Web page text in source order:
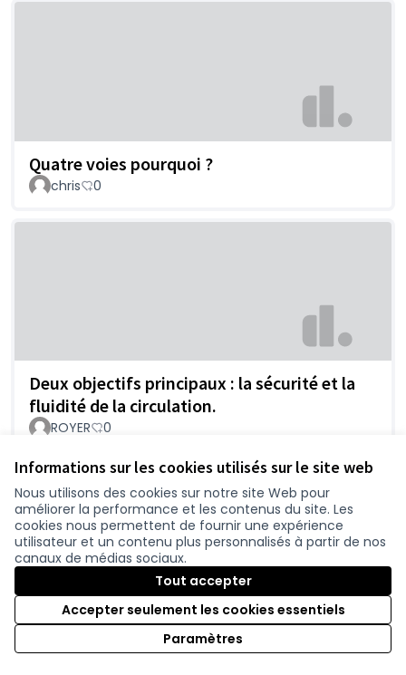
Informations sur les cookies utilisés sur le site web
Nous utilisons des cookies sur notre site Web pour
améliorer la performance et les contenus du site. Les
cookies nous permettent de fournir une expérience
utilisateur et un contenu plus personnalisés à partir de nos
canaux de médias sociaux.
Tout accepter
Accepter seulement les cookies essentiels
Paramètres
Quatre voies pourquoi ?
chris 0
Deux objectifs principaux : la sécurité et la
fluidité de la circulation.
ROYER 0
Urgent de réaliser cet axe Nantes Pornic